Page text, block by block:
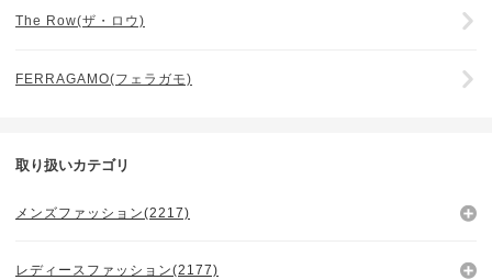
The Row(ザ・ロウ)
FERRAGAMO(フェラガモ)
取り扱いカテゴリ
メンズファッション(2217)
レディースファッション(2177)